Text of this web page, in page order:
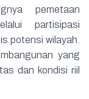
pemetaan
partisipasi
potensi wilayah.
yang
dan kondisi riil